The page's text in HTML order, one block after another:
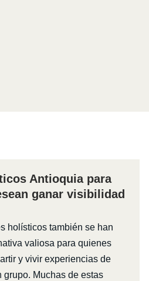
Antioquia para
ganar visibilidad
holísticos también se han
valiosa para quienes
y vivir experiencias de
Muchas de estas